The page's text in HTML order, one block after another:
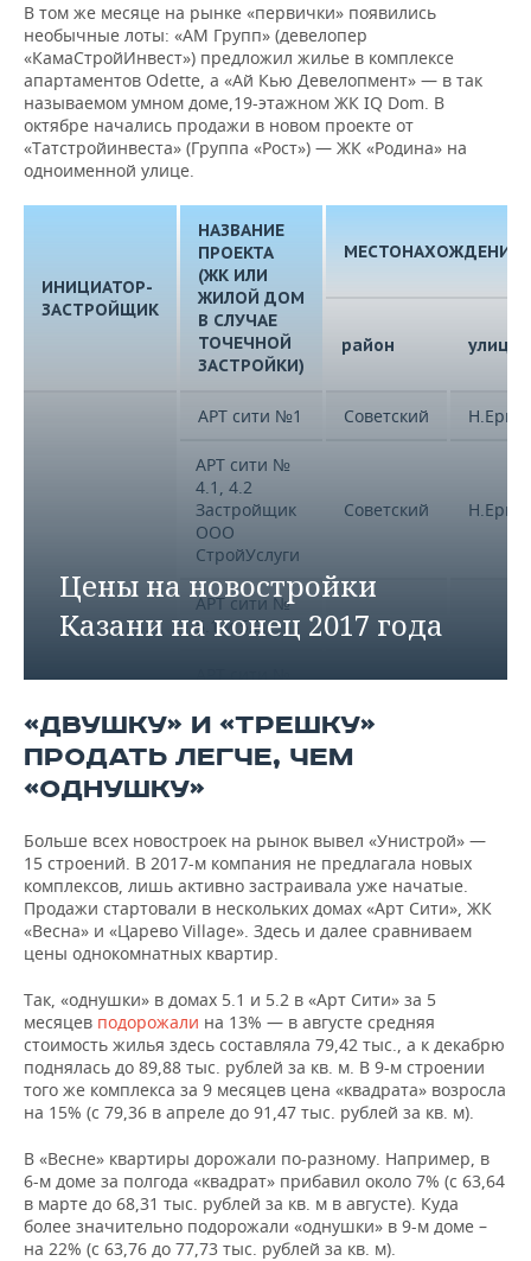
В том же месяце на рынке «первички» появились
необычные лоты: «АМ Групп» (девелопер
«КамаСтройИнвест») предложил жилье в комплексе
апартаментов Odette, а «Ай Кью Девелопмент» — в так
называемом умном доме,19-этажном ЖК IQ Dom. В
октябре начались продажи в новом проекте от
«Татстройинвеста» (Группа «Рост») — ЖК «Родина» на
одноименной улице.
Цены на новостройки
Казани на конец 2017 года
ИНИЦИАТОР-
ЗАСТРОЙЩИК
НАЗВАНИЕ
ПРОЕКТА
(ЖК ИЛИ
ЖИЛОЙ ДОМ
В СЛУЧАЕ
ТОЧЕЧНОЙ
ЗАСТРОЙКИ)
МЕСТОНАХОЖДЕНИЕ:
район улица
АРТ сити №1 Советский
АРТ сити №
4.1, 4.2
Застройщик
ООО
СтройУслуги
Советский
АРТ сити №
5.1 и 5.2
АРТ сити №
Советский
АРТ сити № 8 Советский
Весна, №1
(квартир уже
нет), №5
Советский
тракт
№2
Советский
«ДВУШКУ» И «ТРЕШКУ»
ПРОДАТЬ ЛЕГЧЕ, ЧЕМ
«ОДНУШКУ»
Больше всех новостроек на рынок вывел «Унистрой» —
15 строений. В 2017-м компания не предлагала новых
комплексов, лишь активно застраивала уже начатые.
Продажи стартовали в нескольких домах «Арт Сити», ЖК
«Весна» и «Царево Village». Здесь и далее сравниваем
цены однокомнатных квартир.
Так, «однушки» в домах 5.1 и 5.2 в «Арт Сити» за 5
месяцев подорожали на 13% — в августе средняя
стоимость жилья здесь составляла 79,42 тыс., а к декабрю
поднялась до 89,88 тыс. рублей за кв. м. В 9-м строении
того же комплекса за 9 месяцев цена «квадрата» возросла
на 15% (с 79,36 в апреле до 91,47 тыс. рублей за кв. м).
В «Весне» квартиры дорожали по-разному. Например, в
6-м доме за полгода «квадрат» прибавил около 7% (с 63,64
в марте до 68,31 тыс. рублей за кв. м в августе). Куда
более значительно подорожали «однушки» в 9-м доме –
на 22% (с 63,76 до 77,73 тыс. рублей за кв. м).